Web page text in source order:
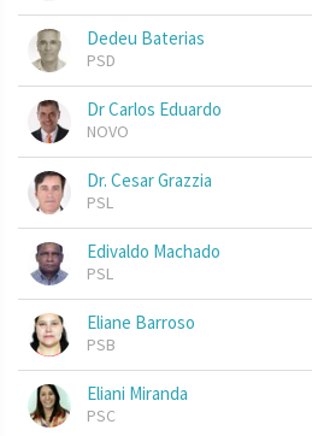
Dedeu Baterias
PSD
Dr Carlos Eduardo
NOVO
Dr. Cesar Grazzia
PSL
Edivaldo Machado
PSL
Eliane Barroso
PSB
Eliani Miranda
PSC